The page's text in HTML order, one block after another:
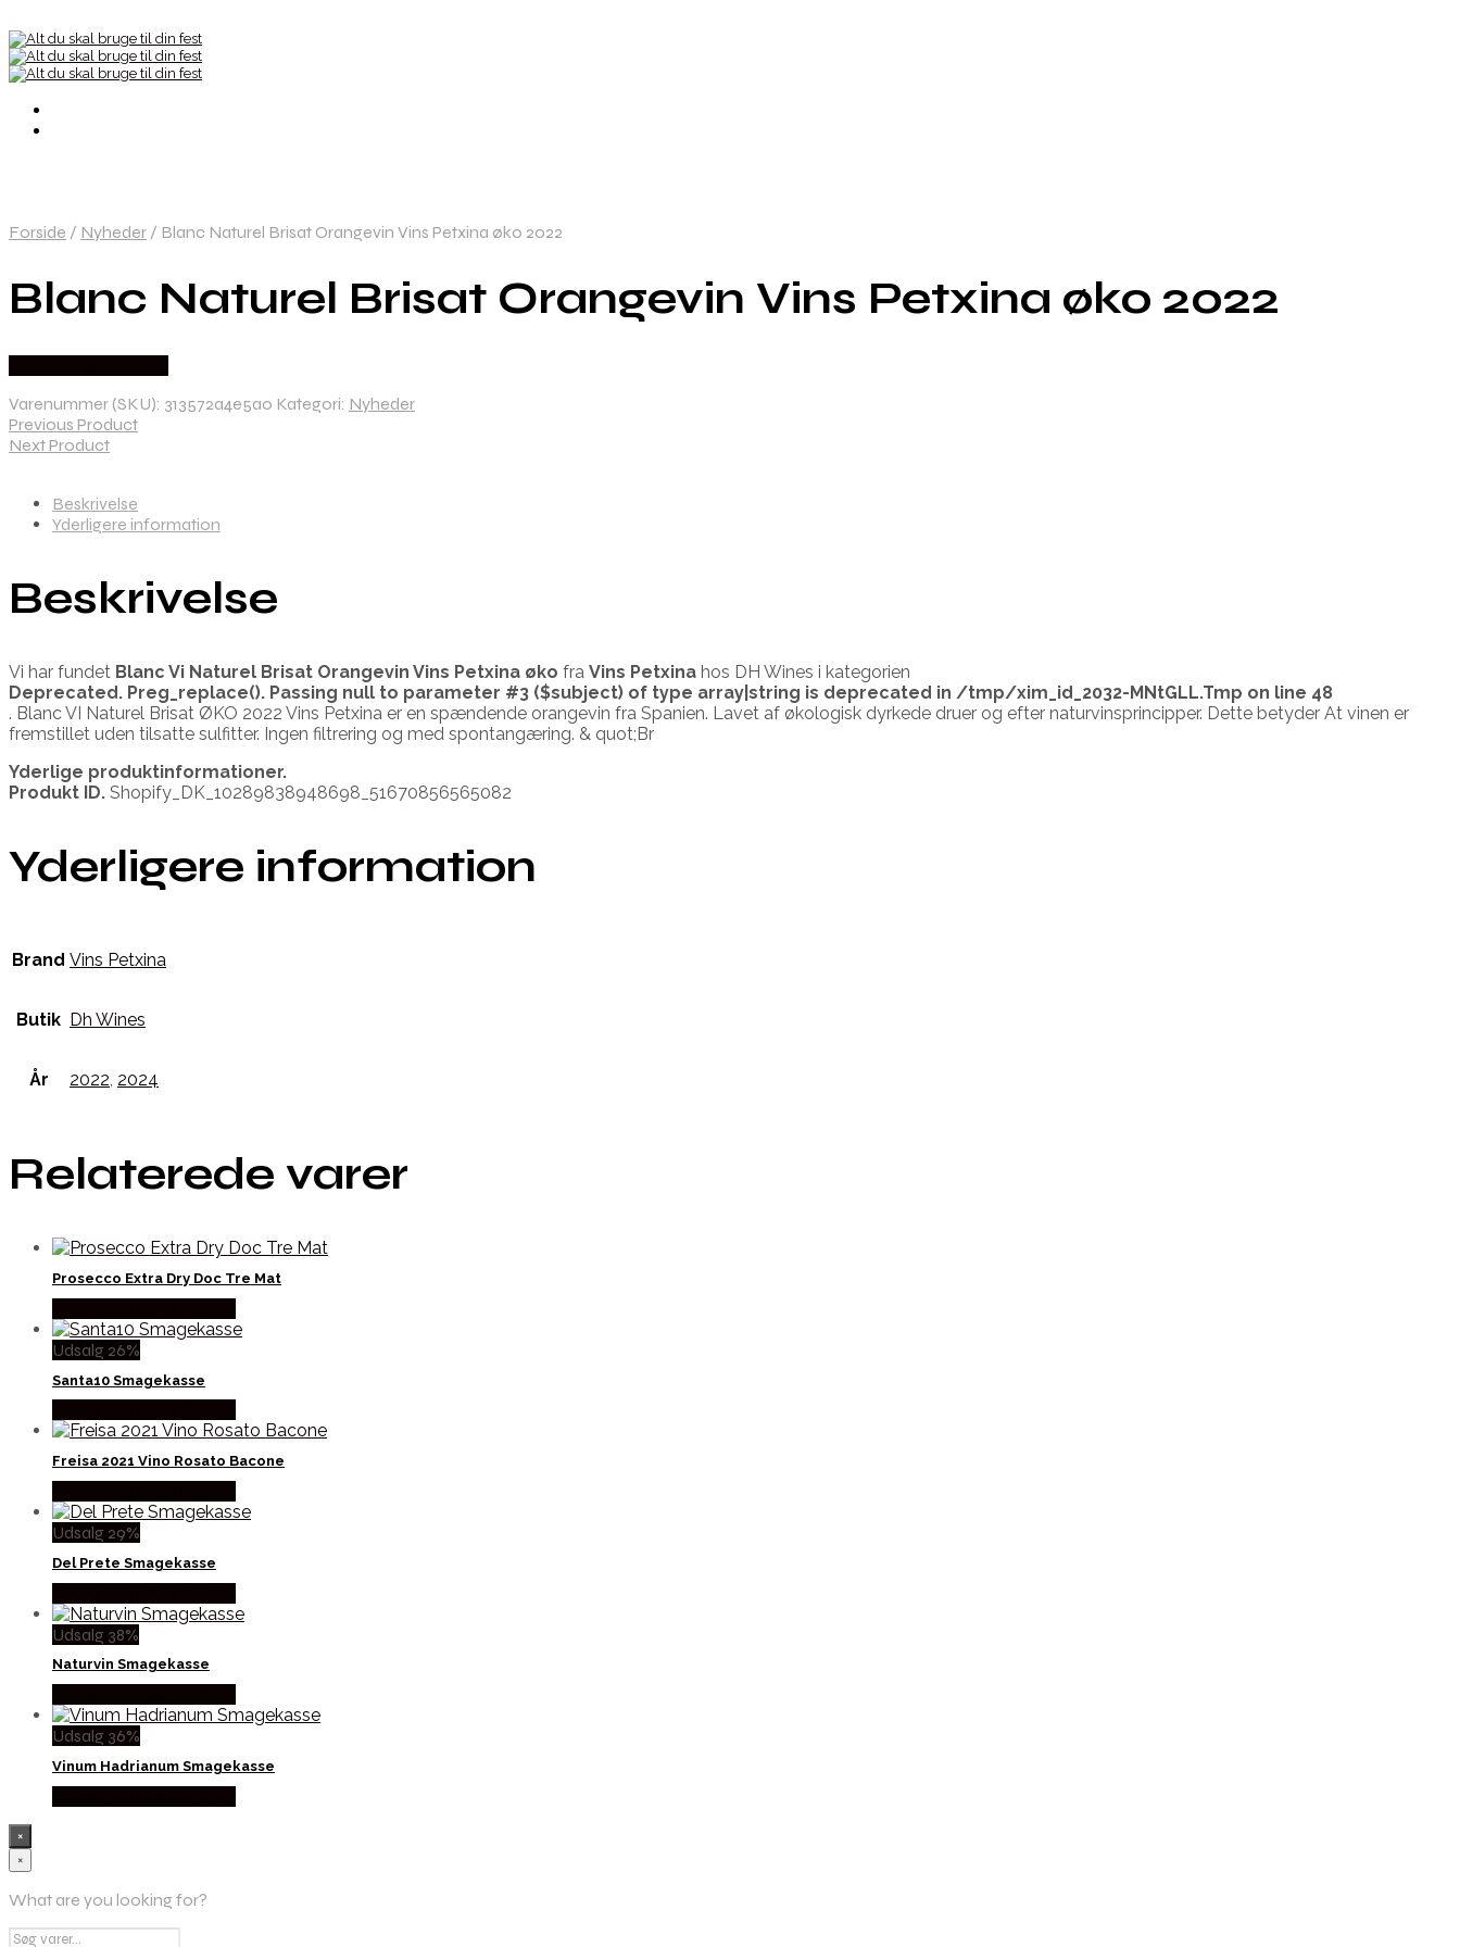
Forside / Nyheder / Blanc Naturel Brisat Orangevin Vins Petxina øko 2022
Blanc Naturel Brisat Orangevin Vins Petxina øko 2022
Varenummer (SKU): 313572a4e5a0 Kategori: Nyheder
Previous Product
Next Product
Beskrivelse
Yderligere information
Beskrivelse
Vi har fundet Blanc Vi Naturel Brisat Orangevin Vins Petxina øko fra Vins Petxina hos DH Wines i kategorien
Deprecated. Preg_replace(). Passing null to parameter #3 ($subject) of type array|string is deprecated in /tmp/xim_id_2032-MNtGLL.Tmp on line 48
. Blanc VI Naturel Brisat ØKO 2022 Vins Petxina er en spændende orangevin fra Spanien. Lavet af økologisk dyrkede druer og efter naturvinsprincipper. Dette betyder At vinen er
fremstillet uden tilsatte sulfitter. Ingen filtrering og med spontangæring. & quot;Br
Yderlige produktinformationer.
Produkt ID. Shopify_DK_10289838948698_51670856565082
Yderligere information
Brand Vins Petxina
Butik Dh Wines
År 2022, 2024
Relaterede varer
Prosecco Extra Dry Doc Tre Mat
Udsalg 26%
Santa10 Smagekasse
Freisa 2021 Vino Rosato Bacone
Udsalg 29%
Del Prete Smagekasse
Udsalg 38%
Naturvin Smagekasse
Udsalg 36%
Vinum Hadrianum Smagekasse
×
×
What are you looking for?